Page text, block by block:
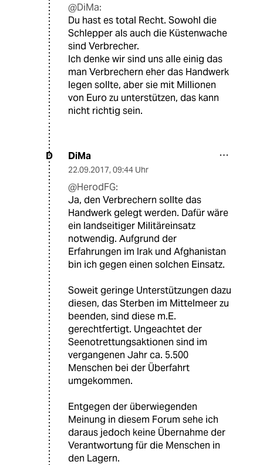
@DiMa:
Du hast es total Recht. Sowohl die
Schlepper als auch die Küstenwache
sind Verbrecher.
Ich denke wir sind uns alle einig das
man Verbrechern eher das Handwerk
legen sollte, aber sie mit Millionen
von Euro zu unterstützen, das kann
nicht richtig sein.
D DiMa
22.09.2017, 09:44 Uhr
@HerodFG:
Ja, den Verbrechern sollte das
Handwerk gelegt werden. Dafür wäre
ein landseitiger Militäreinsatz
notwendig. Aufgrund der
Erfahrungen im Irak und Afghanistan
bin ich gegen einen solchen Einsatz.
Soweit geringe Unterstützungen dazu
diesen, das Sterben im Mittelmeer zu
beenden, sind diese m.E.
gerechtfertigt. Ungeachtet der
Seenotrettungsaktionen sind im
vergangenen Jahr ca. 5.500
Menschen bei der Überfahrt
umgekommen.
Entgegen der überwiegenden
Meinung in diesem Forum sehe ich
daraus jedoch keine Übernahme der
Verantwortung für die Menschen in
den Lagern.